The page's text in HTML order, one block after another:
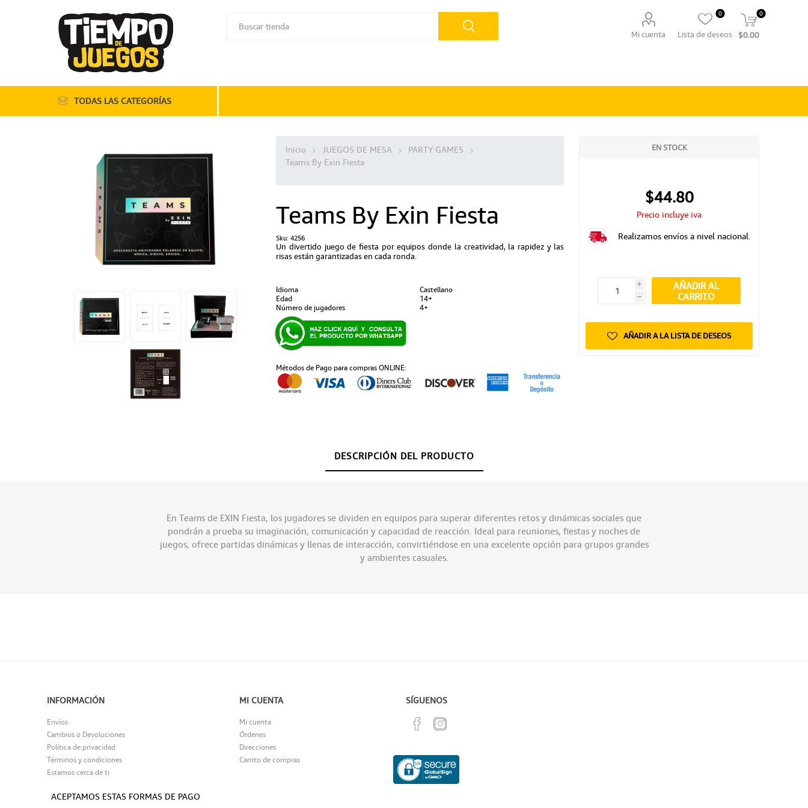
Mi cuenta Lista de deseos
0 0
$0.00
TODAS LAS CATEGORÍAS
Inicio JUEGOS DE MESA
PARTY GAMES
Teams By Exin Fiesta
Teams By Exin Fiesta
Sku: 4256
Un divertido juego de fiesta por equipos donde la creatividad, la rapidez y las
risas están garantizadas en cada ronda.
Idioma
Castellano
Edad
14+
Número de jugadores
4+
EN STOCK
$44.80
Precio incluye iva
Realizamos envíos a nivel nacional.
i
h
AÑADIR AL
CARRITO
AÑADIR A LA LISTA DE DESEOS
Métodos de Pago para compras ONLINE:
DESCRIPCIÓN DEL PRODUCTO
En Teams de EXIN Fiesta, los jugadores se dividen en equipos para superar diferentes retos y dinámicas sociales que
pondrán a prueba su imaginación, comunicación y capacidad de reacción. Ideal para reuniones, fiestas y noches de
juegos, ofrece partidas dinámicas y llenas de interacción, convirtiéndose en una excelente opción para grupos grandes
y ambientes casuales.
INFORMACIÓN
Envíos
Cambios o Devoluciones
Política de privacidad
Términos y condiciones
Estamos cerca de ti
MI CUENTA
Mi cuenta
Órdenes
Direcciones
Carrito de compras
SÍGUENOS
ACEPTAMOS ESTAS FORMAS DE PAGO